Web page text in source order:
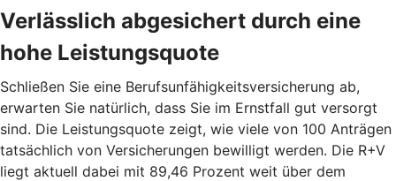
Verlässlich abgesichert durch eine
hohe Leistungsquote
Schließen Sie eine Berufsunfähigkeitsversicherung ab,
erwarten Sie natürlich, dass Sie im Ernstfall gut versorgt
sind. Die Leistungsquote zeigt, wie viele von 100 Anträgen
tatsächlich von Versicherungen bewilligt werden. Die R+V
liegt aktuell dabei mit 89,46 Prozent weit über dem